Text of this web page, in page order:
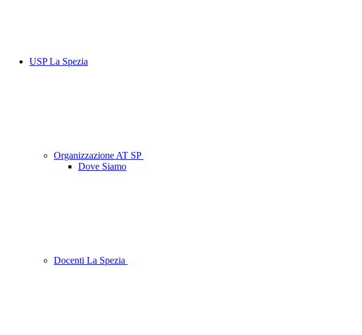
USP La Spezia
Organizzazione AT SP
Dove Siamo
Docenti La Spezia